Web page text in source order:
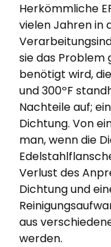
Herkömmliche
vielen Jahren in
sie das Problem
benötigt wird,
und 300ºF
Nachteile auf;
Dichtung. Von
man, wenn die
Verlust des
Dichtung und
aus
werden.